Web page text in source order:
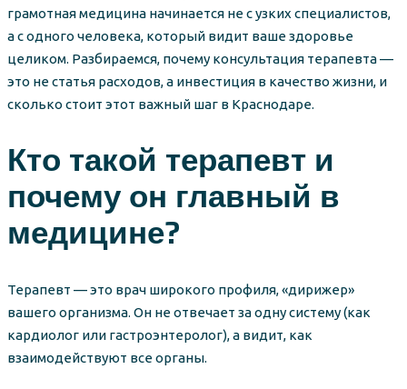
грамотная медицина начинается не с узких специалистов,
а с одного человека, который видит ваше здоровье
целиком. Разбираемся, почему консультация терапевта —
это не статья расходов, а инвестиция в качество жизни, и
сколько стоит этот важный шаг в Краснодаре.
Кто такой терапевт и
почему он главный в
медицине?
Терапевт — это врач широкого профиля, «дирижер»
вашего организма. Он не отвечает за одну систему (как
кардиолог или гастроэнтеролог), а видит, как
взаимодействуют все органы.